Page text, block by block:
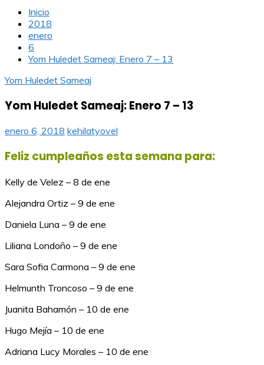
Inicio
2018
enero
6
Yom Huledet Sameaj: Enero 7 – 13
Yom Huledet Sameaj
Yom Huledet Sameaj: Enero 7 – 13
enero 6, 2018 kehilatyovel
Feliz cumpleaños esta semana para:
Kelly de Velez – 8 de ene
Alejandra Ortiz – 9 de ene
Daniela Luna – 9 de ene
Liliana Londoño – 9 de ene
Sara Sofia Carmona – 9 de ene
Helmunth Troncoso – 9 de ene
Juanita Bahamón – 10 de ene
Hugo Mejía – 10 de ene
Adriana Lucy Morales – 10 de ene